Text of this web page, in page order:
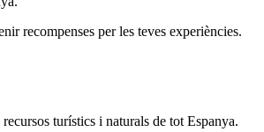
recompenses per les teves experiències.
turístics i naturals de tot Espanya.